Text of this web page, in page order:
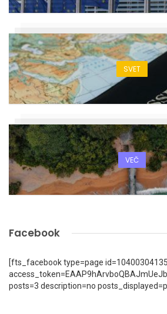
SVET
VEČ
Facebook
[fts_facebook type=page
posts=3 description=no